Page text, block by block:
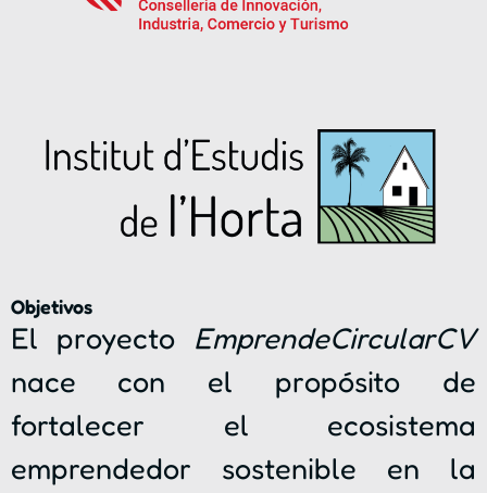
Objetivos
El proyecto EmprendeCircularCV
nace con el propósito de
fortalecer el ecosistema
emprendedor sostenible en la